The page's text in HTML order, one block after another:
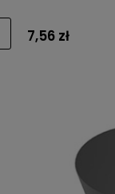
7,56 zł